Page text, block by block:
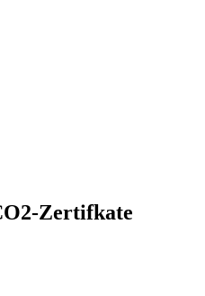
Zertifkate